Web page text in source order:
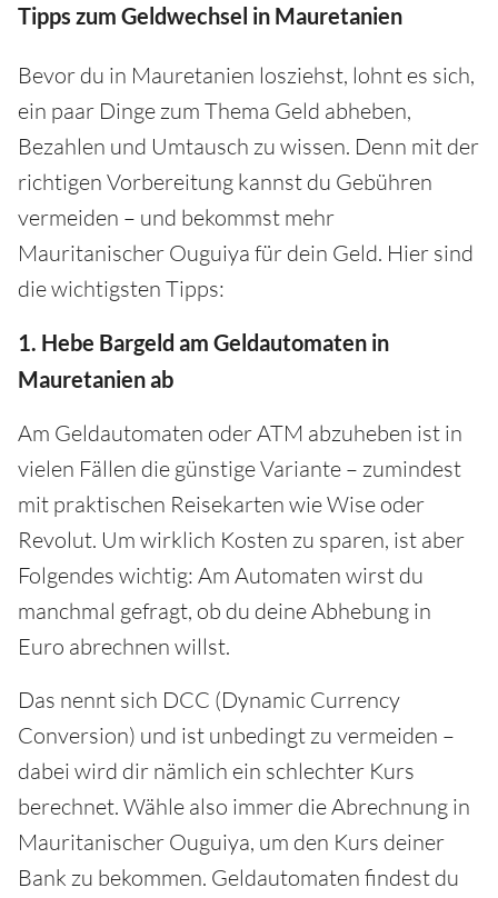
Tipps zum Geldwechsel in Mauretanien
Bevor du in Mauretanien losziehst, lohnt es sich,
ein paar Dinge zum Thema Geld abheben,
Bezahlen und Umtausch zu wissen. Denn mit der
richtigen Vorbereitung kannst du Gebühren
vermeiden – und bekommst mehr
Mauritanischer Ouguiya für dein Geld. Hier sind
die wichtigsten Tipps:
1. Hebe Bargeld am Geldautomaten in
Mauretanien ab
Am Geldautomaten oder ATM abzuheben ist in
vielen Fällen die günstige Variante – zumindest
mit praktischen Reisekarten wie Wise oder
Revolut. Um wirklich Kosten zu sparen, ist aber
Folgendes wichtig: Am Automaten wirst du
manchmal gefragt, ob du deine Abhebung in
Euro abrechnen willst.
Das nennt sich DCC (Dynamic Currency
Conversion) und ist unbedingt zu vermeiden –
dabei wird dir nämlich ein schlechter Kurs
berechnet. Wähle also immer die Abrechnung in
Mauritanischer Ouguiya, um den Kurs deiner
Bank zu bekommen. Geldautomaten findest du